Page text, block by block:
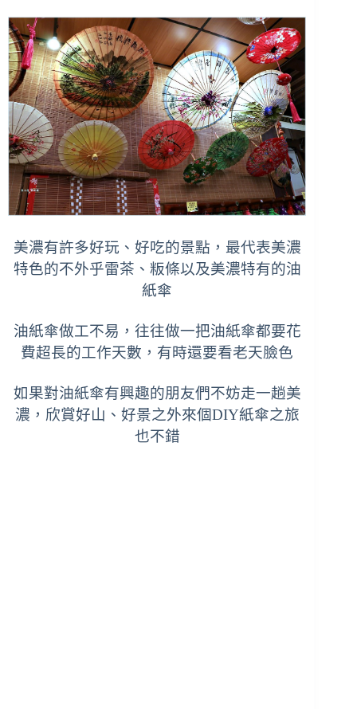
美濃有許多好玩、好吃的景點，最代表美濃
特色的不外乎雷茶、粄條以及美濃特有的油
紙傘
油紙傘做工不易，往往做一把油紙傘都要花
費超長的工作天數，有時還要看老天臉色
如果對油紙傘有興趣的朋友們不妨走一趟美
濃，欣賞好山、好景之外來個DIY紙傘之旅
也不錯